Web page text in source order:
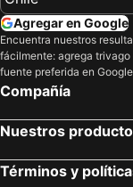
Asuka, bed and
Kanmaki, bed and
Yamatokoriyama, bed and
Hirakata, bed and
Shijonawate, bed and
Agregar en Google
Encuentra nuestros
fácilmente: agrega trivago
fuente preferida en
Compañía
Nuestros
Términos y